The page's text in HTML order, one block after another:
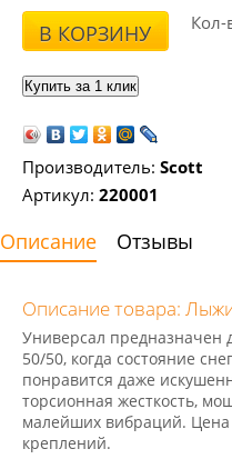
В КОРЗИНУ Кол-
Производитель: Scott
Артикул: 220001
Описание Отзывы
Описание товара:
Универсал предназначен
50/50, когда состояние
понравится даже
торсионная жесткость,
малейших вибраций. Цена
креплений.